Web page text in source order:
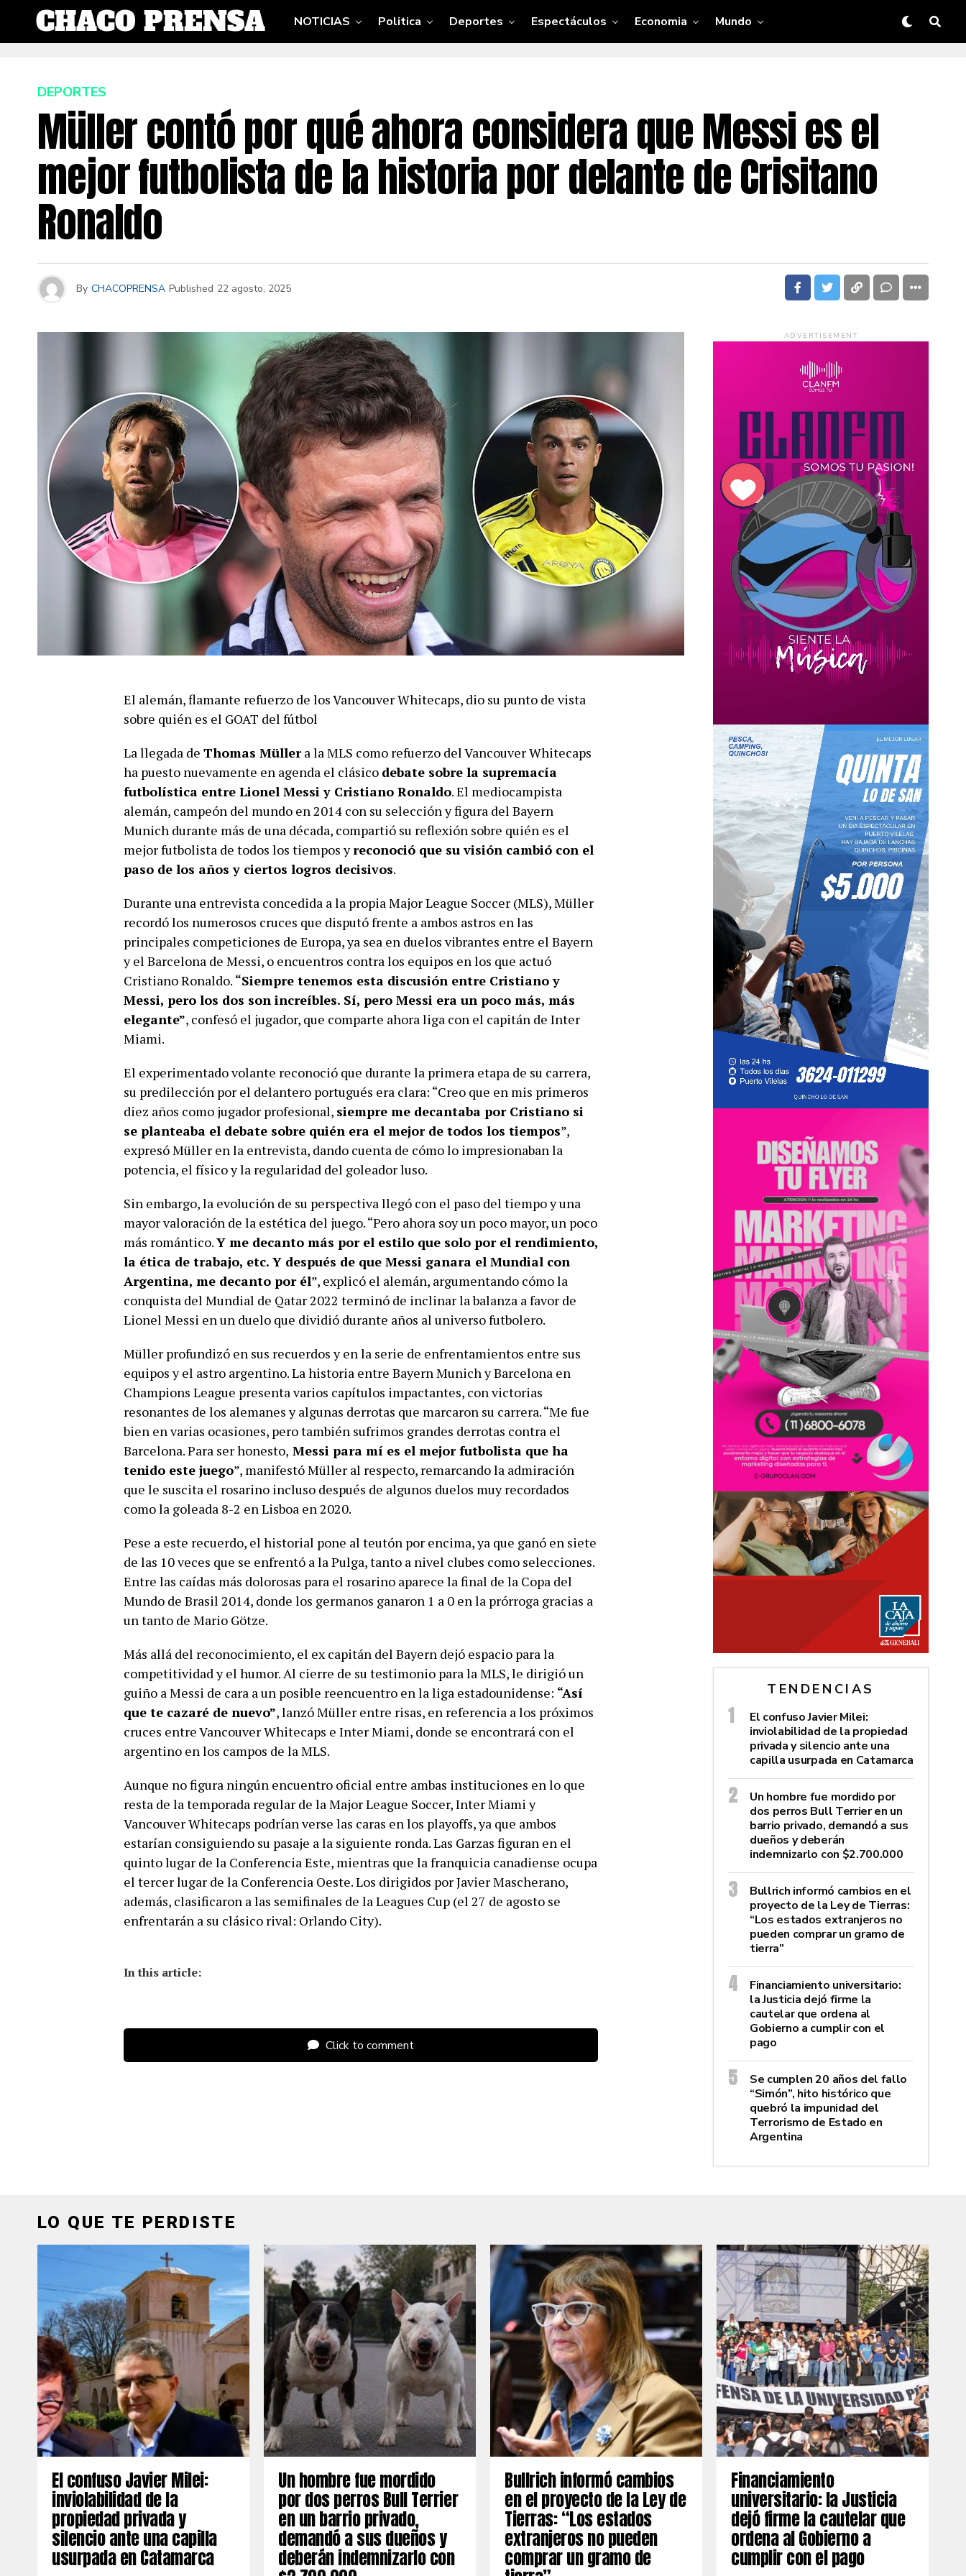
NOTICIAS Politica Deportes Espectáculos Economia Mundo
DEPORTES
Müller contó por qué ahora considera que Messi es el
mejor futbolista de la historia por delante de Crisitano
Ronaldo
By CHACOPRENSA Published 22 agosto, 2025
El alemán, flamante refuerzo de los Vancouver Whitecaps, dio su punto de vista
sobre quién es el GOAT del fútbol
La llegada de Thomas Müllera la MLS como refuerzo del Vancouver Whitecaps
ha puesto nuevamente en agenda el clásico debate sobre la supremacía
futbolística entre Lionel Messi y Cristiano Ronaldo. El mediocampista
alemán, campeón del mundo en 2014 con su selección y figura del Bayern
Munich durante más de una década, compartió su reflexión sobre quién es el
mejor futbolista de todos los tiempos yreconoció que su visión cambió con el
paso de los años y ciertos logros decisivos.
Durante una entrevista concedida a la propia Major League Soccer (MLS), Müller
recordó los numerosos cruces que disputó frente a ambos astros en las
principales competiciones de Europa, ya sea en duelos vibrantes entre el Bayern
y el Barcelona de Messi, o encuentros contra los equipos en los que actuó
Cristiano Ronaldo. “Siempre tenemos esta discusión entre Cristiano y
Messi, pero los dos son increíbles. Sí, pero Messi era un poco más, más
elegante”, confesó el jugador, que comparte ahora liga con el capitán de Inter
Miami.
El experimentado volante reconoció que durante la primera etapa de su carrera,
su predilección por el delantero portugués era clara: “Creo que en mis primeros
diez años como jugador profesional, siempre me decantaba por Cristiano si
se planteaba el debate sobre quién era el mejor de todos los tiempos”,
expresó Müller en la entrevista, dando cuenta de cómo lo impresionaban la
potencia, el físico y la regularidad del goleador luso.
Sin embargo, la evolución de su perspectiva llegó con el paso del tiempo y una
mayor valoración de la estética del juego. “Pero ahora soy un poco mayor, un poco
más romántico.Y me decanto más por el estilo que solo por el rendimiento,
la ética de trabajo, etc. Y después de que Messi ganara el Mundial con
Argentina, me decanto por él”, explicó el alemán, argumentando cómo la
conquista del Mundial de Qatar 2022 terminó de inclinar la balanza a favor de
Lionel Messi en un duelo que dividió durante años al universo futbolero.
Müller profundizó en sus recuerdos y en la serie de enfrentamientos entre sus
equipos y el astro argentino. La historia entre Bayern Munich y Barcelona en
Champions League presenta varios capítulos impactantes, con victorias
resonantes de los alemanes y algunas derrotas que marcaron su carrera. “Me fue
bien en varias ocasiones, pero también sufrimos grandes derrotas contra el
Barcelona. Para ser honesto, Messi para mí es el mejor futbolista que ha
tenido este juego”, manifestó Müller al respecto, remarcando la admiración
que le suscita el rosarino incluso después de algunos duelos muy recordados
como la goleada 8-2 en Lisboa en 2020.
Pese a este recuerdo, el historial pone al teutón por encima, ya que ganó en siete
de las 10 veces que se enfrentó a la Pulga, tanto a nivel clubes como selecciones.
Entre las caídas más dolorosas para el rosarino aparece la final de la Copa del
Mundo de Brasil 2014, donde los germanos ganaron 1 a 0 en la prórroga gracias a
un tanto de Mario Götze.
Más allá del reconocimiento, el ex capitán del Bayern dejó espacio para la
competitividad y el humor. Al cierre de su testimonio para la MLS, le dirigió un
guiño a Messi de cara a un posible reencuentro en la liga estadounidense: “Así
que te cazaré de nuevo”, lanzó Müller entre risas, en referencia a los próximos
cruces entre Vancouver Whitecaps e Inter Miami, donde se encontrará con el
argentino en los campos de la MLS.
Aunque no figura ningún encuentro oficial entre ambas instituciones en lo que
resta de la temporada regular de la Major League Soccer, Inter Miami y
Vancouver Whitecaps podrían verse las caras en los playoffs, ya que ambos
estarían consiguiendo su pasaje a la siguiente ronda. Las Garzas figuran en el
quinto lugar de la Conferencia Este, mientras que la franquicia canadiense ocupa
el tercer lugar de la Conferencia Oeste. Los dirigidos por Javier Mascherano,
además, clasificaron a las semifinales de la Leagues Cup (el 27 de agosto se
enfrentarán a su clásico rival: Orlando City).
In this article:
Click to comment
ADVERTISEMENT
TENDENCIAS
El confuso Javier Milei:
inviolabilidad de la propiedad
privada y silencio ante una
capilla usurpada en Catamarca
Un hombre fue mordido por
dos perros Bull Terrier en un
barrio privado, demandó a sus
dueños y deberán
indemnizarlo con $2.700.000
Bullrich informó cambios en el
proyecto de la Ley de Tierras:
“Los estados extranjeros no
pueden comprar un gramo de
tierra”
Financiamiento universitario:
la Justicia dejó firme la
cautelar que ordena al
Gobierno a cumplir con el
pago
Se cumplen 20 años del fallo
“Simón”, hito histórico que
quebró la impunidad del
Terrorismo de Estado en
Argentina
LO QUE TE PERDISTE
El confuso Javier Milei:
inviolabilidad de la
propiedad privada y
silencio ante una capilla
usurpada en Catamarca
Un hombre fue mordido
por dos perros Bull Terrier
en un barrio privado,
demandó a sus dueños y
deberán indemnizarlo con
Bullrich informó cambios
en el proyecto de la Ley de
Tierras: “Los estados
extranjeros no pueden
comprar un gramo de
Financiamiento
universitario: la Justicia
dejó firme la cautelar que
ordena al Gobierno a
cumplir con el pago